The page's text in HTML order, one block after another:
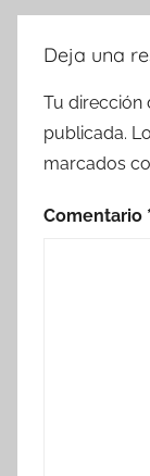
Deja una
Tu dirección
publicada.
marcados
Comentario